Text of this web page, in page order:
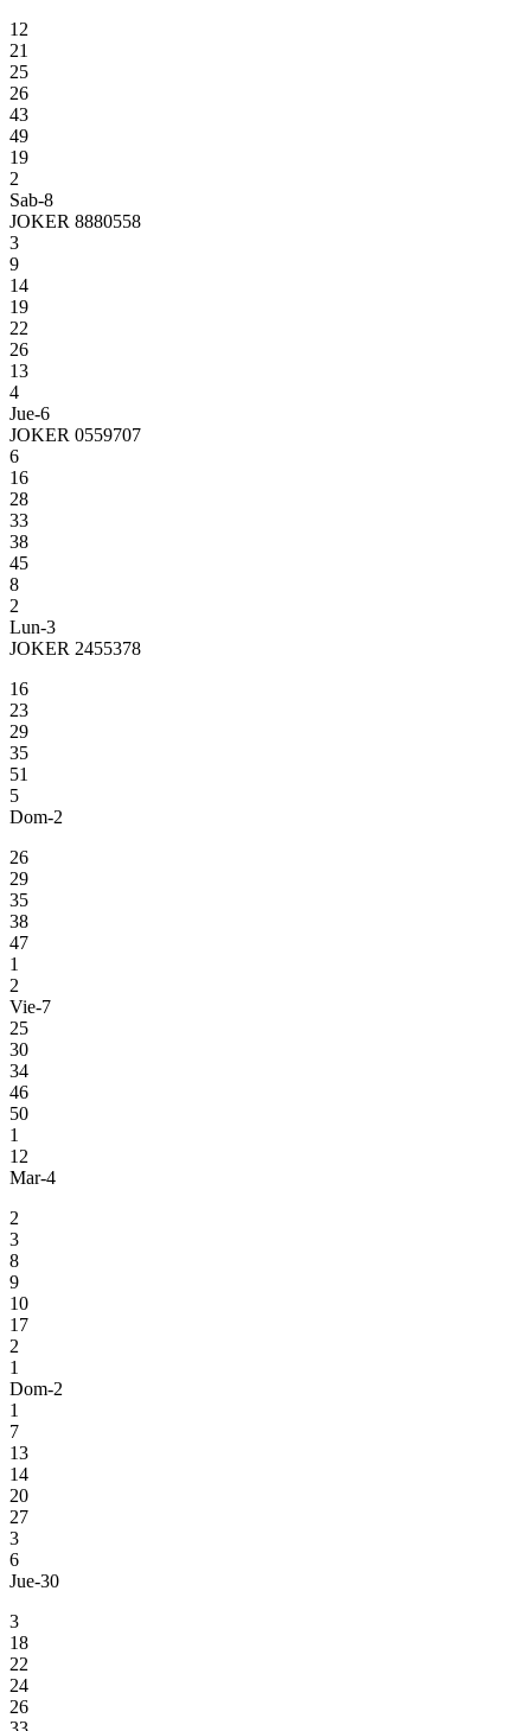
12
21
25
26
43
49
19
2
Sab-8
JOKER 8880558
3
9
14
19
22
26
13
4
Jue-6
JOKER 0559707
6
16
28
33
38
45
8
2
Lun-3
JOKER 2455378
16
23
29
35
51
5
Dom-2
26
29
35
38
47
1
2
Vie-7
25
30
34
46
50
1
12
Mar-4
2
3
8
9
10
17
2
1
Dom-2
1
7
13
14
20
27
3
6
Jue-30
3
18
22
24
26